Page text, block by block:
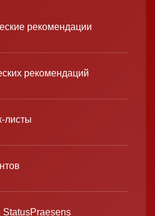
рекомендации
рекомендаций
листы
StatusPraesens